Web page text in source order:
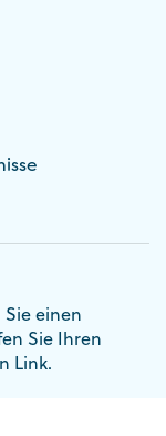
einen
Sie Ihren
Link.